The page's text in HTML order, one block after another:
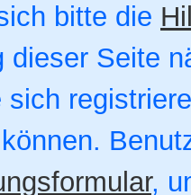
bitte die
dieser Seite
sich
,